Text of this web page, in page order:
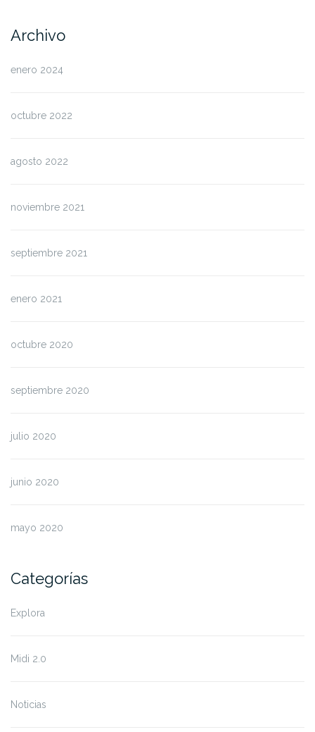
Archivo
enero 2024
octubre 2022
agosto 2022
noviembre 2021
septiembre 2021
enero 2021
octubre 2020
septiembre 2020
julio 2020
junio 2020
mayo 2020
Categorías
Explora
Midi 2.0
Noticias